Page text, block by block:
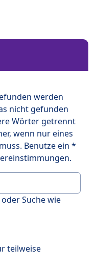
werden
nicht gefunden
Wörter getrennt
wenn nur eines
Benutze ein *
Suche wie
teilweise